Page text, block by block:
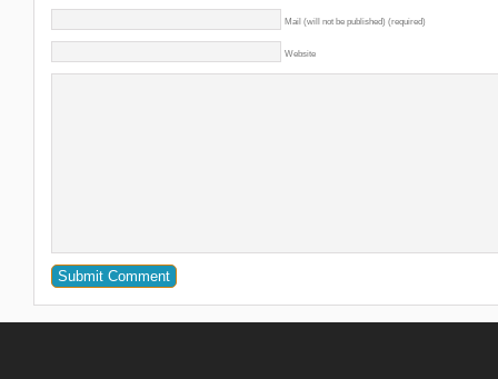
Mail (will not be published) (required)
Website